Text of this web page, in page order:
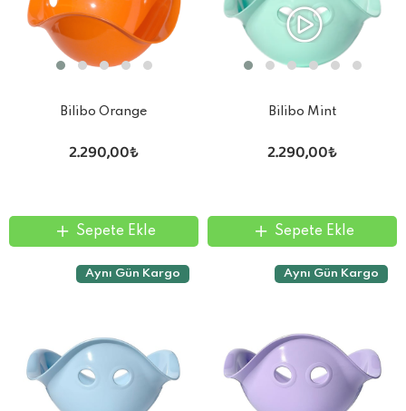
Bilibo Orange
2.290,00₺
Sepete Ekle
Bilibo Mint
2.290,00₺
Sepete Ekle
Aynı Gün Kargo Aynı Gün Kargo